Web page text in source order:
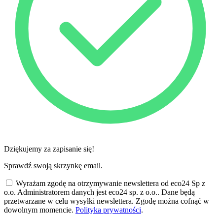
Dziękujemy za zapisanie się!
Sprawdź swoją skrzynkę email.
Wyrażam zgodę na otrzymywanie newslettera od eco24 Sp z
o.o. Administratorem danych jest eco24 sp. z o.o.. Dane będą
przetwarzane w celu wysyłki newslettera. Zgodę można cofnąć w
dowolnym momencie. Polityka prywatności.